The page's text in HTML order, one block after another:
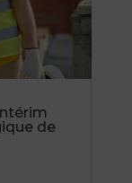
de